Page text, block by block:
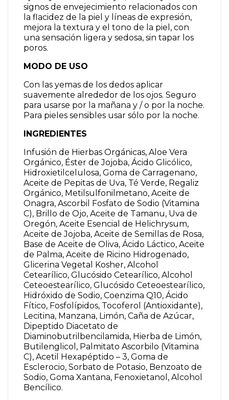
signos de envejecimiento relacionados con
la flacidez de la piel y líneas de expresión,
mejora la textura y el tono de la piel, con
una sensación ligera y sedosa, sin tapar los
poros.
MODO DE USO
Con las yemas de los dedos aplicar
suavemente alrededor de los ojos. Seguro
para usarse por la mañana y / o por la noche.
Para pieles sensibles usar sólo por la noche.
INGREDIENTES
Infusión de Hierbas Orgánicas, Aloe Vera
Orgánico, Éster de Jojoba, Ácido Glicólico,
Hidroxietilcelulosa, Goma de Carragenano,
Aceite de Pepitas de Uva, Té Verde, Regaliz
Orgánico, Metilsulfonilmetano, Aceite de
Onagra, Ascorbil Fosfato de Sodio (Vitamina
C), Brillo de Ojo, Aceite de Tamanu, Uva de
Oregón, Aceite Esencial de Helichrysum,
Aceite de Jojoba, Aceite de Semillas de Rosa,
Base de Aceite de Oliva, Ácido Láctico, Aceite
de Palma, Aceite de Ricino Hidrogenado,
Glicerina Vegetal Kosher, Alcohol
Cetearílico, Glucósido Cetearílico, Alcohol
Ceteoestearílico, Glucósido Ceteoestearílico,
Hidróxido de Sodio, Coenzima Q10, Ácido
Fítico, Fosfolípidos, Tocoferol (Antioxidante),
Lecitina, Manzana, Limón, Caña de Azúcar,
Dipeptido Diacetato de
Diaminobutrilbencilamida, Hierba de Limón,
Butilenglicol, Palmitato Ascorbilo (Vitamina
C), Acetil Hexapéptido – 3, Goma de
Esclerocio, Sorbato de Potasio, Benzoato de
Sodio, Goma Xantana, Fenoxietanol, Alcohol
Bencílico.